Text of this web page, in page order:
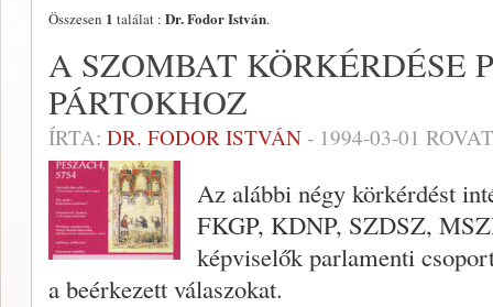
Összesen 1 találat : Dr. Fodor István.
A SZOMBAT KÖRKÉRDÉSE
PÁRTOKHOZ
ÍRTA: DR. FODOR ISTVÁN - 1994-03-01
Az alábbi négy körkérdést
FKGP, KDNP, SZDSZ,
képviselők parlamenti
a beérkezett válaszokat.